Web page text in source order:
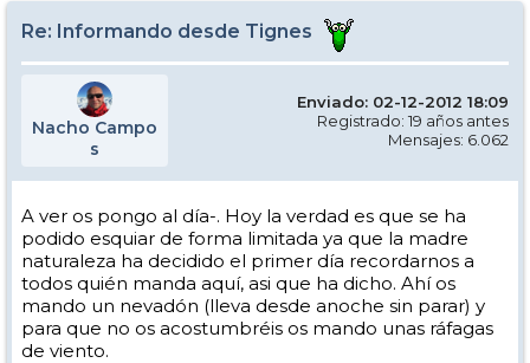
Re: Informando desde Tignes
Nacho Campo
s
Enviado: 02-12-2012 18:09
Registrado: 19 años antes
Mensajes: 6.062
A ver os pongo al día-. Hoy la verdad es que se ha
podido esquiar de forma limitada ya que la madre
naturaleza ha decidido el primer día recordarnos a
todos quién manda aquí, asi que ha dicho. Ahí os
mando un nevadón (lleva desde anoche sin parar) y
para que no os acostumbréis os mando unas ráfagas
de viento.